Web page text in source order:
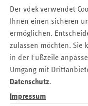
Der vdek verwendet
Ihnen einen sicheren
ermöglichen.
zulassen möchten. Sie
in der Fußzeile
Umgang mit
Datenschutz.
Impressum